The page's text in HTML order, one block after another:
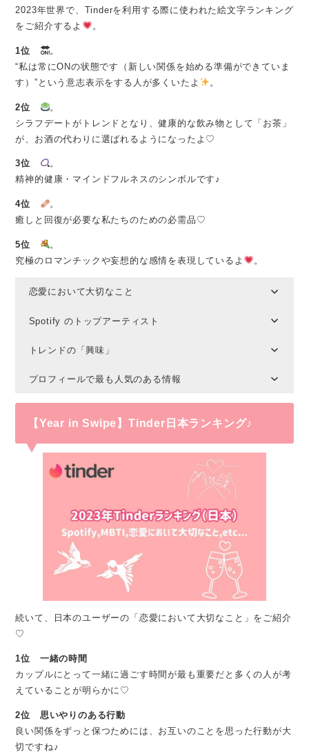
2023年世界で、Tinderを利用する際に使われた絵文字ランキング
をご紹介するよ
。
1位
。
“私は常にONの状態です（新しい関係を始める準備ができていま
す）”という意志表示をする人が多くいたよ
。
2位
。
シラフデートがトレンドとなり、健康的な飲み物として「お茶」
が、お酒の代わりに選ばれるようになったよ♡
3位
。
精神的健康・マインドフルネスのシンボルです♪
4位
。
癒しと回復が必要な私たちのための必需品♡
5位
。
究極のロマンチックや妄想的な感情を表現しているよ
。
恋愛において大切なこと
Spotify のトップアーティスト
トレンドの「興味」
プロフィールで最も人気のある情報
【Year in Swipe】Tinder日本ランキング♪
続いて、日本のユーザーの「恋愛において大切なこと」をご紹介
♡
1位 一緒の時間
カップルにとって一緒に過ごす時間が最も重要だと多くの人が考
えていることが明らかに♡
2位 思いやりのある行動
良い関係をずっと保つためには、お互いのことを思った行動が大
切ですね♪